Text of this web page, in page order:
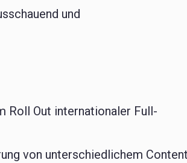
und
Roll Out internationaler Full-
von unterschiedlichem Content